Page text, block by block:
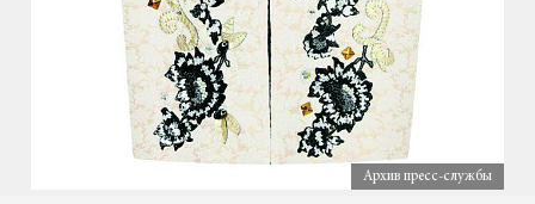
Архив пресс-службы